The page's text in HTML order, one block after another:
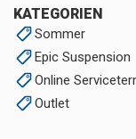
KATEGORIEN
Sommer
Epic Suspension
Online
Outlet